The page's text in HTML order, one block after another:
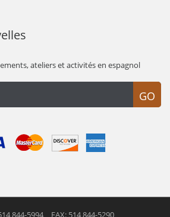
ateliers et activités en espagnol
GO
844-5994 FAX: 514 844-5290